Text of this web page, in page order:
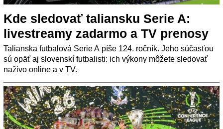
Kde sledovať taliansku Serie A:
livestreamy zadarmo a TV prenosy
Talianska futbalová Serie A píše 124. ročník. Jeho súčasťou
sú opäť aj slovenskí futbalisti: ich výkony môžete sledovať
naživo online a v TV.